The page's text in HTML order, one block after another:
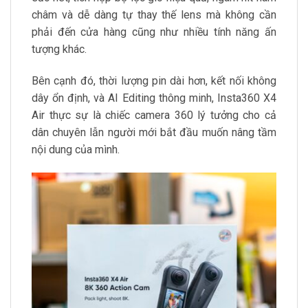
châm và dễ dàng tự thay thế lens mà không cần
phải đến cửa hàng cũng như nhiều tính năng ấn
tượng khác.
Bên cạnh đó, thời lượng pin dài hơn, kết nối không
dây ổn định, và AI Editing thông minh, Insta360 X4
Air thực sự là chiếc camera 360 lý tưởng cho cả
dân chuyên lẫn người mới bắt đầu muốn nâng tầm
nội dung của mình.